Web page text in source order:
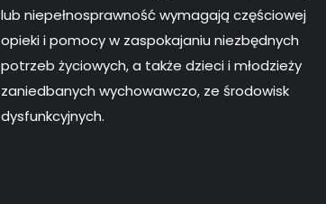
lub niepełnosprawność wymagają częściowej
opieki i pomocy w zaspokajaniu niezbędnych
potrzeb życiowych, a także dzieci i młodzieży
zaniedbanych wychowawczo, ze środowisk
dysfunkcyjnych.